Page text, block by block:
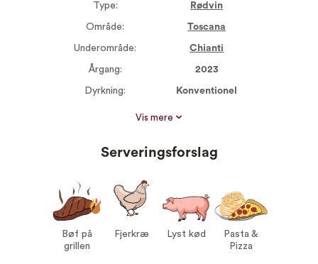
Type: Rødvin
Område: Toscana
Underområde: Chianti
Årgang: 2023
Dyrkning: Konventionel
Proptype: Kork
Serveres ved:
15-17°C
Bøf på grillen
Fjerkræ
Vis mere
Serveringsforslag
Bøf på
grillen
Fjerkræ Lyst kød
Pasta &
Pizza